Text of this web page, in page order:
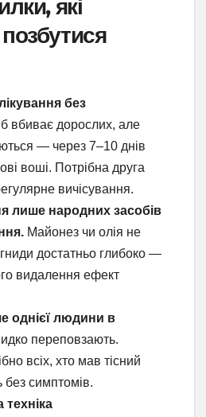
які
без
вбиває дорослих, але
— через 7–10 днів
воші. Потрібна друга
вичісування.
лише народних засобів
Майонез чи олія не
достатньо глибоко —
видалення ефект
однієї людини в
переповзають.
всіх, хто мав тісний
без симптомів.